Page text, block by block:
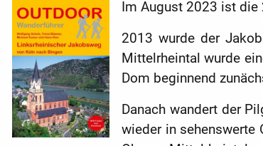
Im August 2023 ist
2013 wurde der
Mittelrheintal wurde
Dom beginnend
Danach wandert der
wieder in sehenswerte